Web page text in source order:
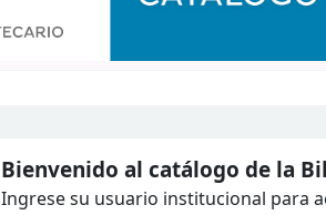
Bienvenido al catálogo de la
Ingrese su usuario institucional para